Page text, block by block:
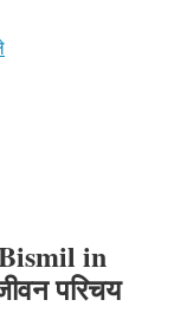
in
परिचय